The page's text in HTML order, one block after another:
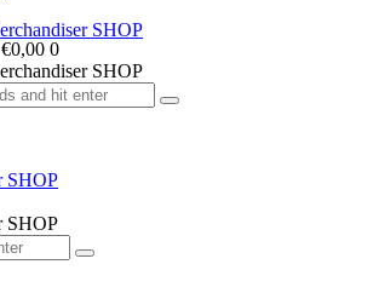
€0,00 0